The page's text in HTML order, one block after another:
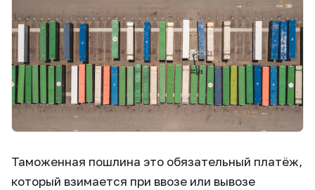
Таможенная пошлина это обязательный платёж,
который взимается при ввозе или вывозе